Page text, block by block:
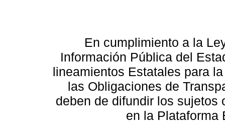
En cumplimiento a la
Información Pública del
lineamientos Estatales para
las Obligaciones de
deben de difundir los sujetos
en la Plataforma